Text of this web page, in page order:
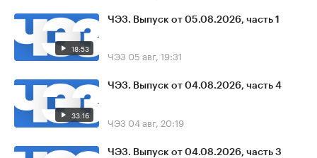
18:53
ЧЭЗ. Выпуск от 05.08.2026, часть 1
ЧЭЗ 05 авг, 19:31
33:16
ЧЭЗ. Выпуск от 04.08.2026, часть 4
ЧЭЗ 04 авг, 20:19
ЧЭЗ. Выпуск от 04.08.2026, часть 3